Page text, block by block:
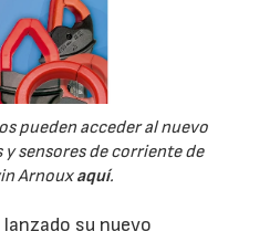
pueden acceder al nuevo
sensores de corriente de
Arnouxaquí.
su nuevo